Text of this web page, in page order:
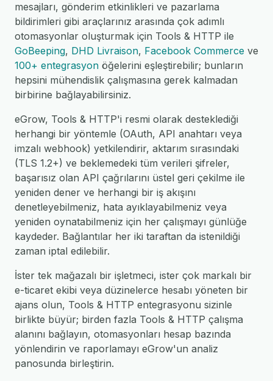
mesajları, gönderim etkinlikleri ve pazarlama
bildirimleri gibi araçlarınız arasında çok adımlı
otomasyonlar oluşturmak için Tools & HTTP ile
GoBeeping, DHD Livraison, Facebook Commerce ve
100+ entegrasyon öğelerini eşleştirebilir; bunların
hepsini mühendislik çalışmasına gerek kalmadan
birbirine bağlayabilirsiniz.
eGrow, Tools & HTTP'i resmi olarak desteklediği
herhangi bir yöntemle (OAuth, API anahtarı veya
imzalı webhook) yetkilendirir, aktarım sırasındaki
(TLS 1.2+) ve beklemedeki tüm verileri şifreler,
başarısız olan API çağrılarını üstel geri çekilme ile
yeniden dener ve herhangi bir iş akışını
denetleyebilmeniz, hata ayıklayabilmeniz veya
yeniden oynatabilmeniz için her çalışmayı günlüğe
kaydeder. Bağlantılar her iki taraftan da istenildiği
zaman iptal edilebilir.
İster tek mağazalı bir işletmeci, ister çok markalı bir
e-ticaret ekibi veya düzinelerce hesabı yöneten bir
ajans olun, Tools & HTTP entegrasyonu sizinle
birlikte büyür; birden fazla Tools & HTTP çalışma
alanını bağlayın, otomasyonları hesap bazında
yönlendirin ve raporlamayı eGrow'un analiz
panosunda birleştirin.